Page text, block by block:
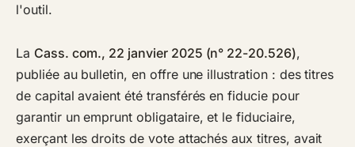
l'outil.
La Cass. com., 22 janvier 2025 (n° 22-20.526),
publiée au bulletin, en offre une illustration : des titres
de capital avaient été transférés en fiducie pour
garantir un emprunt obligataire, et le fiduciaire,
exerçant les droits de vote attachés aux titres, avait